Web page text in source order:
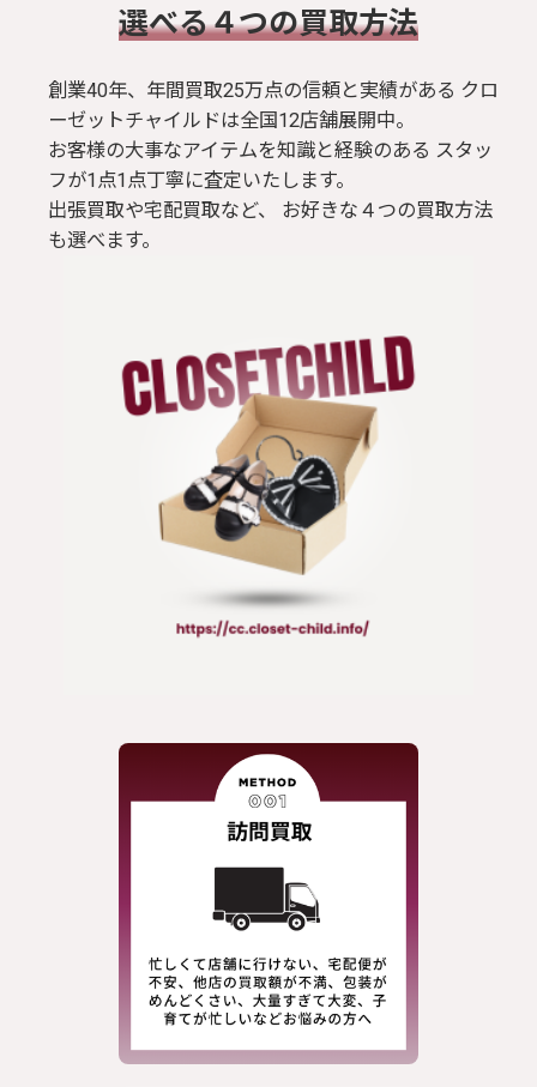
​選べる４つの買取方法
創業40年、年間買取25万点の信頼と実績がある クロ
ーゼットチャイルドは全国12店舗展開中。
お客様の大事なアイテムを知識と経験のある スタッ
フが1点1点丁寧に査定いたします。
出張買取や宅配買取など、 お好きな４つの買取方法
も選べます。